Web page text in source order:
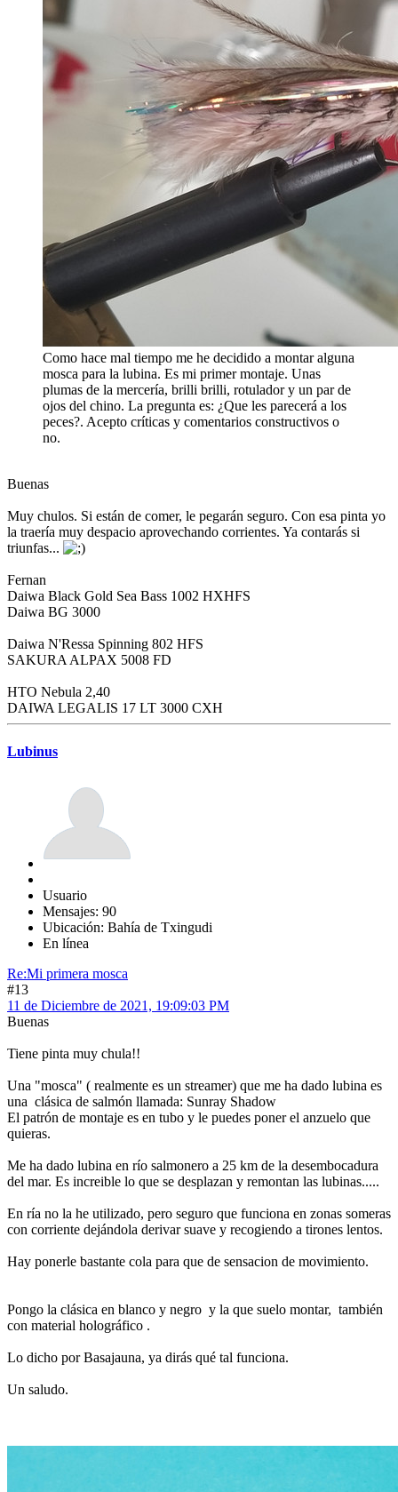
Como hace mal tiempo me he decidido a montar alguna
mosca para la lubina. Es mi primer montaje. Unas
plumas de la mercería, brilli brilli, rotulador y un par de
ojos del chino. La pregunta es: ¿Que les parecerá a los
peces?. Acepto críticas y comentarios constructivos o
no.
Buenas
Muy chulos. Si están de comer, le pegarán seguro. Con esa pinta yo
la traería muy despacio aprovechando corrientes. Ya contarás si
triunfas...
Fernan
Daiwa Black Gold Sea Bass 1002 HXHFS
Daiwa BG 3000
Daiwa N'Ressa Spinning 802 HFS
SAKURA ALPAX 5008 FD
HTO Nebula 2,40
DAIWA LEGALIS 17 LT 3000 CXH
Lubinus
Usuario
Mensajes: 90
Ubicación: Bahía de Txingudi
En línea
Re:Mi primera mosca
#13
11 de Diciembre de 2021, 19:09:03 PM
Buenas
Tiene pinta muy chula!!
Una "mosca" ( realmente es un streamer) que me ha dado lubina es
una clásica de salmón llamada: Sunray Shadow
El patrón de montaje es en tubo y le puedes poner el anzuelo que
quieras.
Me ha dado lubina en río salmonero a 25 km de la desembocadura
del mar. Es increible lo que se desplazan y remontan las lubinas.....
En ría no la he utilizado, pero seguro que funciona en zonas someras
con corriente dejándola derivar suave y recogiendo a tirones lentos.
Hay ponerle bastante cola para que de sensacion de movimiento.
Pongo la clásica en blanco y negro y la que suelo montar, también
con material holográfico .
Lo dicho por Basajauna, ya dirás qué tal funciona.
Un saludo.